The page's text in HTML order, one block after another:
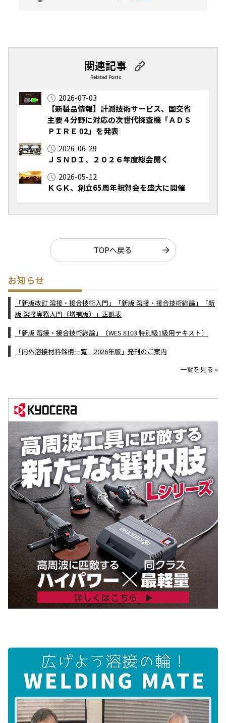
関連記事
Related Posts
2026-07-03
【新製品情報】計測技術サービス、国交省
主要４分野に対応の次世代探査機「ＡＤＳ
ＰＩＲＥ 02」を発表
2026-06-29
ＪＳＮＤＩ、２０２６年度総会開く
2026-05-12
ＫＧＫ、創立65周年祝賀会を盛大に開催
TOPへ戻る
お知らせ
「新版改訂 溶接・接合技術入門」「新版 溶接・接合技術総論」「新
版 溶接実務入門（増補版）」正誤表
「新版 溶接・接合技術総論」〔WES 8103 特別級1級用テキスト〕
「内外溶接材料銘柄一覧 2026年版」発刊のご案内
一覧を見る »